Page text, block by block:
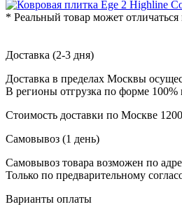
* Реальный товар может
Доставка (2-3 дня)
Доставка в пределах Москвы
В регионы отгрузка по форме
Стоимость доставки по Москве
Самовывоз (1 день)
Самовывоз товара возможен по
Только по предварительному
Варианты оплаты